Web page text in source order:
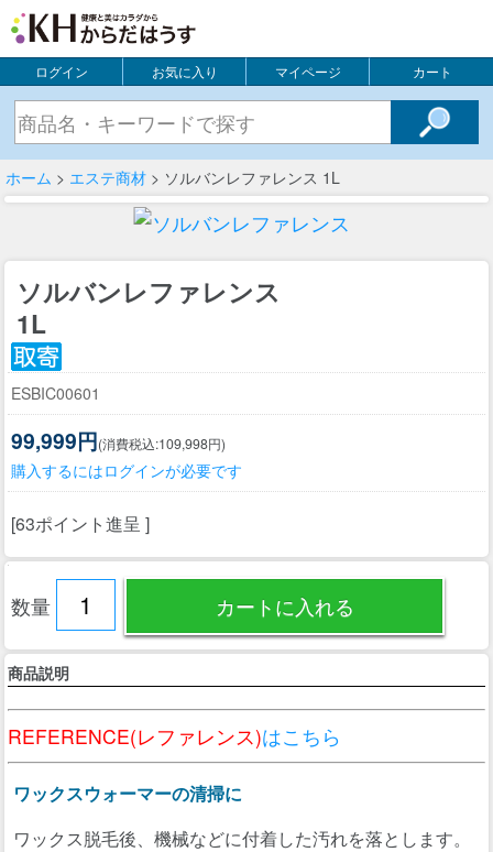
ログイン お気に入り マイページ カート
ホーム > エステ商材 > ソルバンレファレンス 1L
ソルバンレファレンス
1L
ESBIC00601
99,999円(消費税込:109,998円)
購入するにはログインが必要です
[63ポイント進呈 ]
数量
商品説明
REFERENCE(レファレンス)はこちら
ワックスウォーマーの清掃に
ワックス脱毛後、機械などに付着した汚れを落とします。